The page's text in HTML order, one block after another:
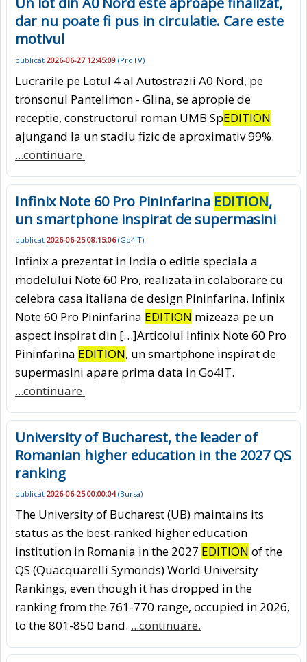
dar nu poate fi pus in circulatie. Care este
motivul
publicat 2026-06-27 12:45:09 (ProTV)
Lucrarile pe Lotul 4 al Autostrazii A0 Nord, pe
tronsonul Pantelimon - Glina, se apropie de
receptie, constructorul roman UMB SpEDITION
ajungand la un stadiu fizic de aproximativ 99%.
...continuare.
Infinix Note 60 Pro Pininfarina EDITION,
un smartphone inspirat de supermasini
publicat 2026-06-25 08:15:06(Go4IT)
Infinix a prezentat in India o editie speciala a
modelului Note 60 Pro, realizata in colaborare cu
celebra casa italiana de design Pininfarina. Infinix
Note 60 Pro Pininfarina EDITION mizeaza pe un
aspect inspirat din […]Articolul Infinix Note 60 Pro
Pininfarina EDITION, un smartphone inspirat de
supermasini apare prima data in Go4IT.
...continuare.
University of Bucharest, the leader of
Romanian higher education in the 2027 QS
ranking
publicat 2026-06-25 00:00:04(Bursa)
The University of Bucharest (UB) maintains its
status as the best-ranked higher education
institution in Romania in the 2027 EDITION of the
QS (Quacquarelli Symonds) World University
Rankings, even though it has dropped in the
ranking from the 761-770 range, occupied in 2026,
to the 801-850 band. ...continuare.